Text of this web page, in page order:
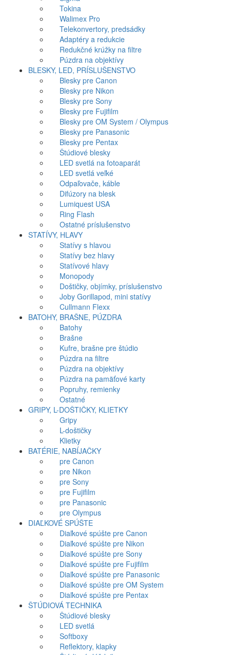
Tokina
Walimex Pro
Telekonvertory, predsádky
Adaptéry a redukcie
Redukčné krúžky na filtre
Púzdra na objektívy
BLESKY, LED, PRÍSLUŠENSTVO
Blesky pre Canon
Blesky pre Nikon
Blesky pre Sony
Blesky pre Fujifilm
Blesky pre OM System / Olympus
Blesky pre Panasonic
Blesky pre Pentax
Štúdiové blesky
LED svetlá na fotoaparát
LED svetlá veľké
Odpaľovače, káble
Difúzory na blesk
Lumiquest USA
Ring Flash
Ostatné príslušenstvo
STATÍVY, HLAVY
Statívy s hlavou
Statívy bez hlavy
Statívové hlavy
Monopody
Doštičky, objímky, príslušenstvo
Joby Gorillapod, mini statívy
Cullmann Flexx
BATOHY, BRAŠNE, PÚZDRA
Batohy
Brašne
Kufre, brašne pre štúdio
Púzdra na filtre
Púzdra na objektívy
Púzdra na pamäťové karty
Popruhy, remienky
Ostatné
GRIPY, L-DOŠTIČKY, KLIETKY
Gripy
L-doštičky
Klietky
BATÉRIE, NABÍJAČKY
pre Canon
pre Nikon
pre Sony
pre Fujifilm
pre Panasonic
pre Olympus
DIAĽKOVÉ SPÚŠTE
Diaľkové spúšte pre Canon
Diaľkové spúšte pre Nikon
Diaľkové spúšte pre Sony
Diaľkové spúšte pre Fujifilm
Diaľkové spúšte pre Panasonic
Diaľkové spúšte pre OM System
Diaľkové spúšte pre Pentax
ŠTÚDIOVÁ TECHNIKA
Štúdiové blesky
LED svetlá
Softboxy
Reflektory, klapky